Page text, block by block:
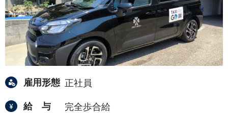
雇用形態 正社員
給与
完全歩合給